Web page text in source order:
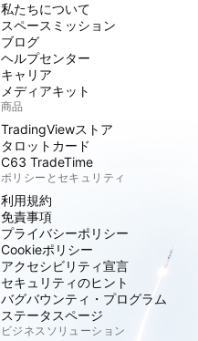
私たちについて
スペースミッション
ブログ
ヘルプセンター
キャリア
メディアキット
商品
TradingViewストア
タロットカード
C63 TradeTime
ポリシーとセキュリティ
利用規約
免責事項
プライバシーポリシー
Cookieポリシー
アクセシビリティ宣言
セキュリティのヒント
バグバウンティ・プログラム
ステータスページ
ビジネスソリューション